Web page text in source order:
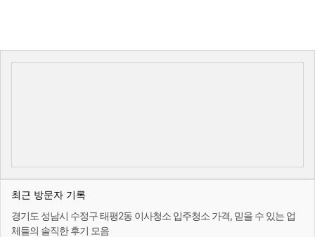
최근 방문자 기록
경기도 성남시 수정구 태평2동 이사청소 입주청소 가격, 믿을 수 있는 업
체들의 솔직한 후기 모음